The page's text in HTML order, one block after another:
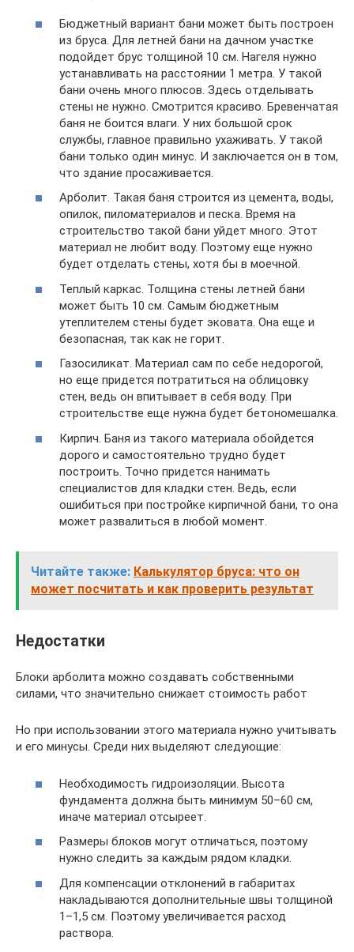
Бюджетный вариант бани может быть построен
из бруса. Для летней бани на дачном участке
подойдет брус толщиной 10 см. Нагеля нужно
устанавливать на расстоянии 1 метра. У такой
бани очень много плюсов. Здесь отделывать
стены не нужно. Смотрится красиво. Бревенчатая
баня не боится влаги. У них большой срок
службы, главное правильно ухаживать. У такой
бани только один минус. И заключается он в том,
что здание просаживается.
Арболит. Такая баня строится из цемента, воды,
опилок, пиломатериалов и песка. Время на
строительство такой бани уйдет много. Этот
материал не любит воду. Поэтому еще нужно
будет отделать стены, хотя бы в моечной.
Теплый каркас. Толщина стены летней бани
может быть 10 см. Самым бюджетным
утеплителем стены будет эковата. Она еще и
безопасная, так как не горит.
Газосиликат. Материал сам по себе недорогой,
но еще придется потратиться на облицовку
стен, ведь он впитывает в себя воду. При
строительстве еще нужна будет бетономешалка.
Кирпич. Баня из такого материала обойдется
дорого и самостоятельно трудно будет
построить. Точно придется нанимать
специалистов для кладки стен. Ведь, если
ошибиться при постройке кирпичной бани, то она
может развалиться в любой момент.
Читайте также: Калькулятор бруса: что он
может посчитать и как проверить результат
Недостатки
Блоки арболита можно создавать собственными
силами, что значительно снижает стоимость работ
Но при использовании этого материала нужно учитывать
и его минусы. Среди них выделяют следующие:
Необходимость гидроизоляции. Высота
фундамента должна быть минимум 50–60 см,
иначе материал отсыреет.
Размеры блоков могут отличаться, поэтому
нужно следить за каждым рядом кладки.
Для компенсации отклонений в габаритах
накладываются дополнительные швы толщиной
1–1,5 см. Поэтому увеличивается расход
раствора.